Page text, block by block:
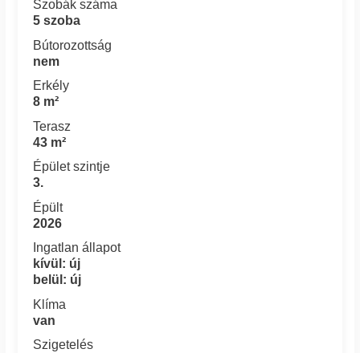
Szobák száma
5 szoba
Bútorozottság
nem
Erkély
8 m²
Terasz
43 m²
Épület szintje
3.
Épült
2026
Ingatlan állapot
kívül: új
belül: új
Klíma
van
Szigetelés